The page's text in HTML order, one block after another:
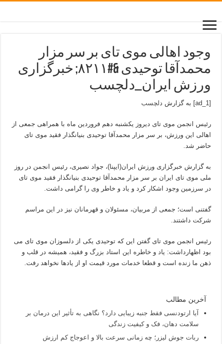
وجود اهالی موی تای بر سر مزار
محمدآقا توحیدی &#۸۲۱۱; خبرگزاری
ورزش ایران_دلچسب
[ad_1] به گزارش دلچسب
رئیس انجمن موی تای دیروز یکشنبه دهم فروردین ماه با همراهی جمعی از
اهالی این ورزش، بر سر مزار محمدآقا توحیدی بنیانگذار فقید موی تای
حاضر شد.
به گزارش خبرگزاری ورزش ایران(ایپنا)، جواد نصیری، رئیس انجمن در روز
ملی موی تای ایران بر سر مزار محمدآقا توحیدی بنیانگذار فقید موی تای
در سرزمین وجود اشکار کرد و یاد و خاطر وی را گرامی داشت.
گفتنی است؛ جمعی از مربیان، مسئولان و قهرمانان نیز در این مراسم
شرکت داشتند.
رئیس انجمن موی تای گفتن این که توحیدی یکی از دلسوزان موی تای می
بود اظهارداشت: یاد و خاطره این استاد بزرگ و فقید، همیشه در قلب و
ذهن ما زنده است و قطعا خدمات مورد قیمت او از یادها نخواهد رفت.
آخرین مطالب
آیا ارتودنسی فقط جنبه زیبایی دارد؟ نگاهی به تأثیر این درمان بر
سلامت دهان، فک و کیفیت زندگی
ربات جوش لیزر؛ چه زمانی سرعت بالا و اعوجاج کم ارزش